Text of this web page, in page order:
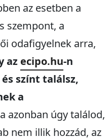
az esetben a
szempont, a
odafigyelnek arra,
az ecipo.hu-n
színt találsz,
a
azonban úgy találod,
nem illik hozzád, az